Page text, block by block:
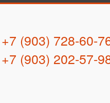
+7 (903) 728-60-
+7 (903) 202-57-